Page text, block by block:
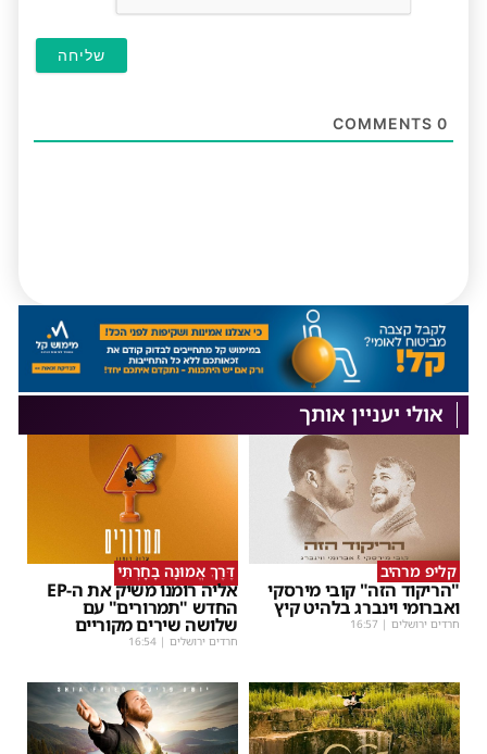
0
אולי יעניין אותך
קליפ מרהיב
"הריקוד הזה" קובי מירסקי
ואברומי וינברג בלהיט קיץ
חרדים ירושלים |
16:57
דֶּרֶךְ אֱמוּנָה בָחָרְתִּי
אליה רומנו משיק את ה-EP
החדש "תמרורים" עם
שלושה שירים מקוריים
חרדים ירושלים |
16:54